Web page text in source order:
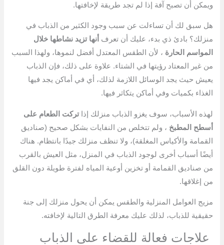
ويمكن أن تصبح آفة إذا لم تجد طريقة لإخافتها.
هل سبق لك أن تساءلت عن سبب وجود الكثير من الذباب في
منزلك؟ بادئ ذي بدء، عليك أن تعرف أنها تزيد نشاطها خلال
المواسم الحارة ، لأن الطقس المعتدل أفضل لنموها، ولهذا السبب
من غير المعتاد رؤيتها في الشتاء. علاوة على ذلك، فإن الذباب
يعيش حيث يجد الوسائل اللازمة لذلك، أي في أماكن يجد فيها
الغذاء بكميات وفي أماكن يتكاثر فيها.
لهذه الأسباب، سوف يغزو الذباب منزلك إذاتركت الطعام على
أسطح المطبخ ، ولم تتخلص من النفايات بشكل صحيح (صناديق
القمامة والأكياس المغلقة)، ولا تنظف منزلك جيدًا بانتظام. هناك
أيضًا أسباب أخرى لوجود الذباب في المنزل، مثل العيش بالقرب
من صناديق القمامة أو تخزين أوعية المياه لفترة طويلة دون القلق
من إغلاقها.
مزيج العوامل المنزلية والطقس يمكن أن يحول منزلك إلى جنة
حقيقية للذباب، لذلك عليك معرفة الطرق التالية لإخافته.
علاجات فعالة للقضاء على الذباب